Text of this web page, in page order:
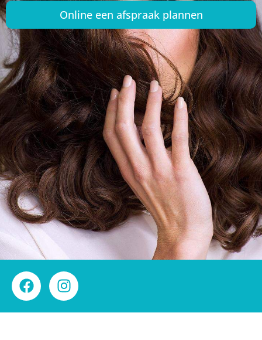
Online een afspraak plannen